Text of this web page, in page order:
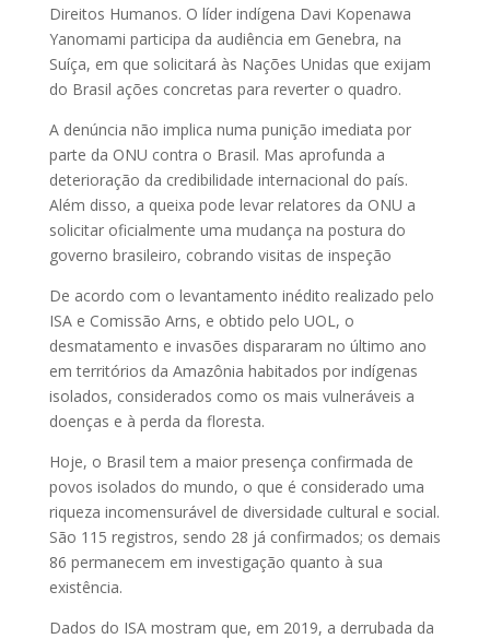
Direitos Humanos. O líder indígena Davi Kopenawa
Yanomami participa da audiência em Genebra, na
Suíça, em que solicitará às Nações Unidas que exijam
do Brasil ações concretas para reverter o quadro.
A denúncia não implica numa punição imediata por
parte da ONU contra o Brasil. Mas aprofunda a
deterioração da credibilidade internacional do país.
Além disso, a queixa pode levar relatores da ONU a
solicitar oficialmente uma mudança na postura do
governo brasileiro, cobrando visitas de inspeção
De acordo com o levantamento inédito realizado pelo
ISA e Comissão Arns, e obtido pelo UOL, o
desmatamento e invasões dispararam no último ano
em territórios da Amazônia habitados por indígenas
isolados, considerados como os mais vulneráveis a
doenças e à perda da floresta.
Hoje, o Brasil tem a maior presença confirmada de
povos isolados do mundo, o que é considerado uma
riqueza incomensurável de diversidade cultural e social.
São 115 registros, sendo 28 já confirmados; os demais
86 permanecem em investigação quanto à sua
existência.
Dados do ISA mostram que, em 2019, a derrubada da